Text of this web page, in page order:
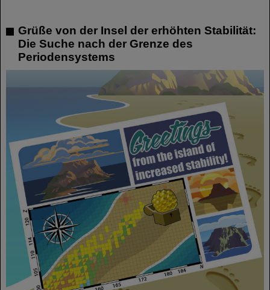
Grüße von der Insel der erhöhten Stabilität:
Die Suche nach der Grenze des
Periodensystems